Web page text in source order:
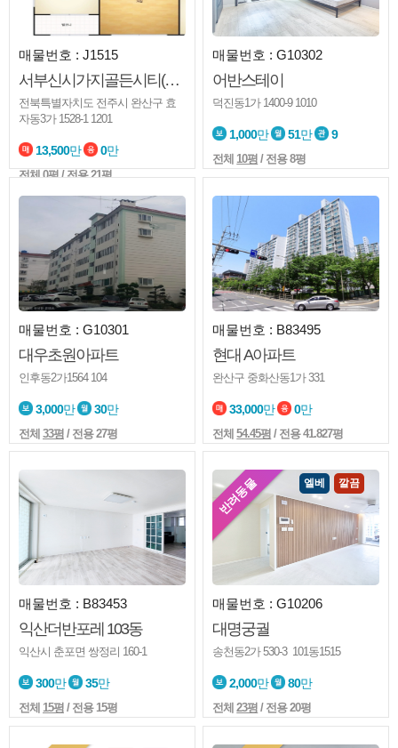
매물번호 : J1515
서부신시가지골든시티(도시형)
전북특별자치도 전주시 완산구 효
자동3가 1528-1 1201
13,500만 0만
전체0평/ 전용 21평
매물번호 : G10302
어반스테이
덕진동1가 1400-9 1010
1,000만 51만 9
전체 10평 / 전용 8평
매물번호 : G10301
대우초원아파트
인후동2가1564 104
3,000만 30만
전체 33평 / 전용 27평
매물번호 : B83495
현대 A아파트
완산구 중화산동1가 331
33,000만 0만
전체54.45평 / 전용 41.827평
매물번호 : B83453
익산더반포레 103동
익산시 춘포면 쌍정리 160-1
300만 35만
전체 15평 / 전용 15평
반려동물 엘베 깔끔
매물번호 : G10206
대명궁궐
송천동2가 530-3 101동1515
2,000만 80만
전체23평 / 전용 20평